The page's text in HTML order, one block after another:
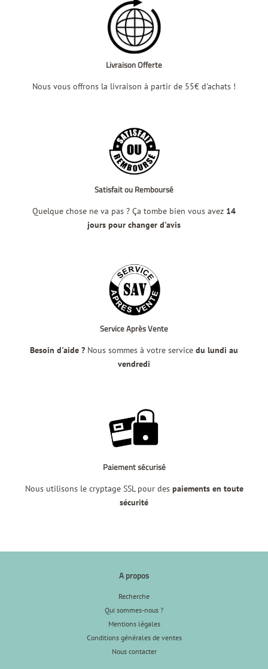
Livraison Offerte
Nous vous offrons la livraison à partir de 55€ d'achats !
Satisfait ou Remboursé
Quelque chose ne va pas ? Ça tombe bien vous avez 14
jours pour changer d'avis
Service Après Vente
Besoin d'aide ? Nous sommes à votre service du lundi au
vendredi
Paiement sécurisé
Nous utilisons le cryptage SSL pour des paiements en toute
sécurité
A propos
Recherche
Qui sommes-nous ?
Mentions légales
Conditions générales de ventes
Nous contacter